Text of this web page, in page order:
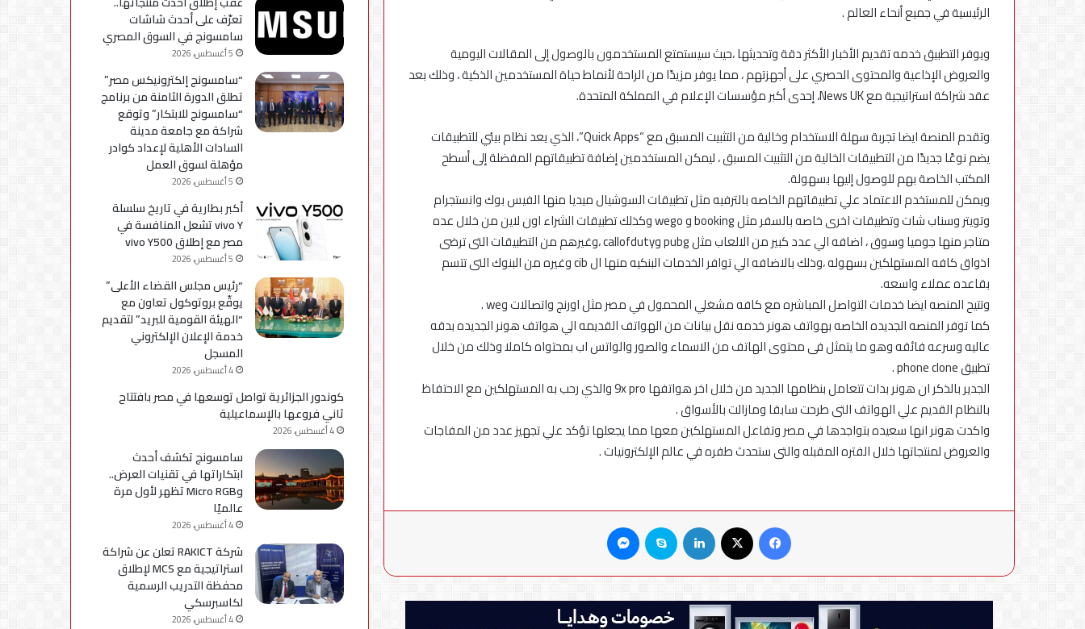
الرئيسية في جميع أنحاء العالم .
ويوفر التطبيق خدمه تقديم الأخبار الأكثر دقة وتحديثها ،حيث سيستمتع المستخدمون بالوصول إلى المقالات اليومية
والعروض الإذاعية والمحتوى الحصري على أجهزتهم ، مما يوفر مزيدًا من الراحة لأنماط حياة المستخدمين الذكية ، وذلك بعد
عقد شراكة استراتيجية مع News UK، إحدى أكبر مؤسسات الإعلام في المملكة المتحدة.
وتقدم المنصة ايضا تجربة سهلة الاستخدام وخالية من التثبيت المسبق مع “Quick Apps”، الذي يعد نظام بيئي للتطبيقات
يضم نوعًا جديدًا من التطبيقات الخالية من التثبيت المسبق ، ليمكن المستخدمين إضافة تطبيقاتهم المفضلة إلى أسطح
المكتب الخاصة بهم للوصول إليها بسهولة.
ويمكن للمستخدم الاعتماد علي تطبيقاتهم الخاصه بالترفيه مثل تطبيقات السوشيال ميديا منها الفيس بوك وانستجرام
وتويتر وسناب شات وتطبيقات اخرى خاصه بالسفر مثل booking و wego وكذلك تطبيقات الشراء اون لاين من خلال عده
متاجر منها جوميا وسوق ، اضافه الي عدد كبير من الالعاب مثل pubg وcallofduty ،وغيرهم من التطبيقات التى ترضى
اذواق كافه المستهلكين بسهوله ،وذلك بالاضافه الي توافر الخدمات البنكيه منها ال cib وغيره من البنوك التى تتسم
بقاعده عملاء واسعه.
وتتيح المنصه ايضا خدمات التواصل المباشره مع كافه مشغلي المحمول في مصر مثل اورنج واتصالات وwe .
كما توفر المنصه الجديده الخاصه بهواتف هونر خدمه نقل بيانات من الهواتف القديمه الي هواتف هونر الجديده بدقه
عاليه وسرعه فائقه وهو ما يتمثل فى محتوى الهاتف من الاسماء والصور والواتس اب بمحتواه كاملا وذلك من خلال
تطبيق phone clone .
الجدير بالذكر ان هونر بدات تتعامل بنظامها الجديد من خلال اخر هواتفها 9x pro والذي رحب به المستهلكين مع الاحتفاظ
بالنظام القديم علي الهواتف التى طرحت سابقا ومازالت بالأسواق .
واكدت هونر انها سعيده بتواجدها في مصر وتفاعل المستهلكين معها مما يجعلها تؤكد علي تجهيز عدد من المفاجات
والعروض لمنتجاتها خلال الفتره المقبله والتى ستحدث طفره في عالم الإلكترونيات .
فيسبوك لينكدإن سكايب
تعرّف على أحدث شاشات
سامسونج في السوق المصري
5 أغسطس، 2026
“سامسونج إلكترونيكس مصر”
تطلق الدورة الثامنة من برنامج
“سامسونج للابتكار” وتوقع
شراكة مع جامعة مدينة
السادات الأهلية لإعداد كوادر
مؤهلة لسوق العمل
5 أغسطس، 2026
أكبر بطارية في تاريخ سلسلة
vivo Y تشعل المنافسة في
مصر مع إطلاق vivo Y500
5 أغسطس، 2026
“رئيس مجلس القضاء الأعلى”
يوقّع بروتوكول تعاون مع
“الهيئة القومية للبريد” لتقديم
خدمة الإعلان الإلكتروني
المسجل
4 أغسطس، 2026
كوندور الجزائرية تواصل توسعها في مصر بافتتاح
ثاني فروعها بالإسماعيلية
4 أغسطس، 2026
سامسونج تكشف أحدث
ابتكاراتها في تقنيات العرض..
وMicro RGB تظهر لأول مرة
عالميًا
4 أغسطس، 2026
شركة RAKICT تعلن عن شراكة
استراتيجية مع MCS لإطلاق
محفظة التدريب الرسمية
لكاسبرسكي
4 أغسطس، 2026